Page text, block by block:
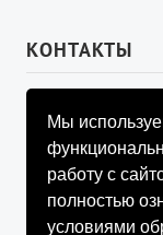
Мы
работу с
полностью
условиями
КОНТАКТЫ
УПРАВЛЯЮЩИЙ
+7 (926) 184-90-66
+7 (926) 910-92-77
+7 (962) 907-24-88